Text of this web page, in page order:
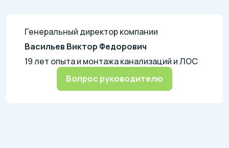
Генеральный директор компании
Васильев Виктор Федорович
19 лет опыта и монтажа канализаций и ЛОС
Вопрос руководителю